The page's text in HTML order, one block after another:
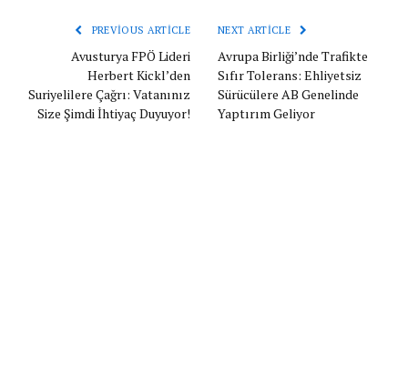
PREVIOUS ARTICLE
Avusturya FPÖ Lideri
Herbert Kickl’den
Suriyelilere Çağrı: Vatanınız
Size Şimdi İhtiyaç Duyuyor!
NEXT ARTICLE
Avrupa Birliği’nde Trafikte
Sıfır Tolerans: Ehliyetsiz
Sürücülere AB Genelinde
Yaptırım Geliyor